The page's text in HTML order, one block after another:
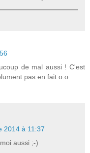
de mal aussi ! C'est
pas en fait o.o
2014 à 11:37
aussi ;-)